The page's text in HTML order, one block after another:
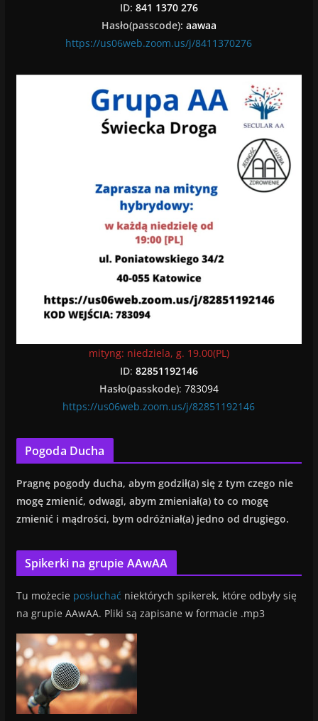
ID: 841 1370 276
Hasło(passcode): aawaa
https://us06web.zoom.us/j/8411370276
mityng: niedziela, g. 19.00(PL)
ID: 82851192146
Hasło(passkode): 783094
https://us06web.zoom.us/j/82851192146
Pogoda Ducha
Pragnę pogody ducha, abym godził(a) się z tym czego nie
mogę zmienić, odwagi, abym zmieniał(a) to co mogę
zmienić i mądrości, bym odróżniał(a) jedno od drugiego.
Spikerki na grupie AAwAA
Tu możecie posłuchać niektórych spikerek, które odbyły się
na grupie AAwAA. Pliki są zapisane w formacie .mp3